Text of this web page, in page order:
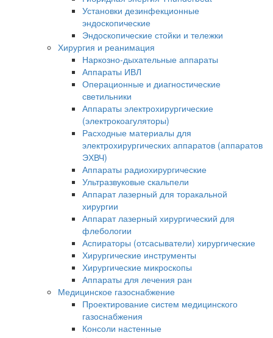
Установки дезинфекционные
эндоскопические
Эндоскопические стойки и тележки
Хирургия и реанимация
Наркозно-дыхательные аппараты
Аппараты ИВЛ
Операционные и диагностические
светильники
Аппараты электрохирургические
(электрокоагуляторы)
Расходные материалы для
электрохирургических аппаратов (аппаратов
ЭХВЧ)
Аппараты радиохирургические
Ультразвуковые скальпели
Аппарат лазерный для торакальной
хирургии
Аппарат лазерный хирургический для
флебологии
Аспираторы (отсасыватели) хирургические
Хирургические инструменты
Хирургические микроскопы
Аппараты для лечения ран
Медицинское газоснабжение
Проектирование систем медицинского
газоснабжения
Консоли настенные